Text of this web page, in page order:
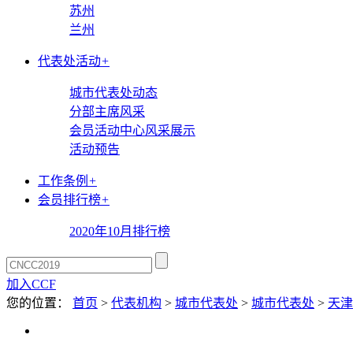
苏州
兰州
代表处活动+
城市代表处动态
分部主席风采
会员活动中心风采展示
活动预告
工作条例 +
会员排行榜+
2020年10月排行榜
加入CCF
您的位置： 首页 > 代表机构 > 城市代表处 > 城市代表处 > 天津